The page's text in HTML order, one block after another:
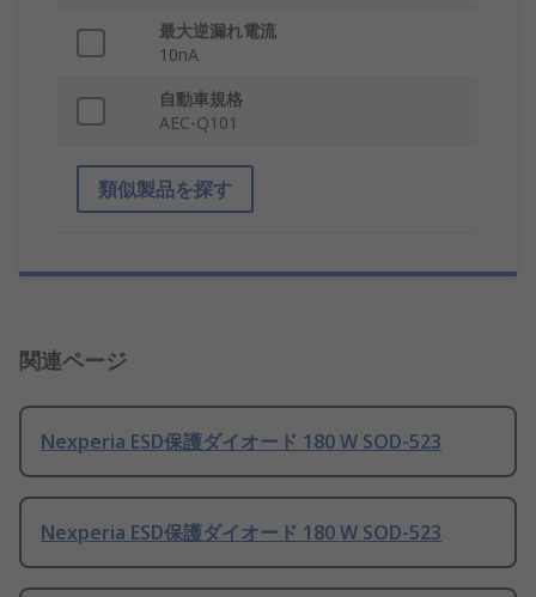
最大逆漏れ電流
10nA
自動車規格
AEC-Q101
類似製品を探す
関連ページ
Nexperia ESD保護ダイオード 180 W SOD-523
Nexperia ESD保護ダイオード 180 W SOD-523